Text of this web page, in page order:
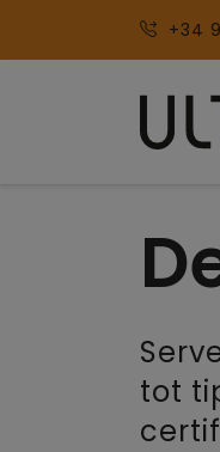
+34
tot